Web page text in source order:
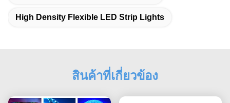
High Density Flexible LED Strip Lights
สินค้าที่เกี่ยวข้อง